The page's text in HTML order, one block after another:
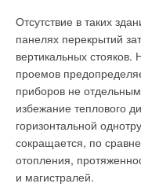
Отсутствие в таких
панелях перекрытий
вертикальных
проемов
приборов не
избежание теплового
горизонтальной
сокращается, по
отопления,
и магистралей.
Приложение для iPhone
Store. Благодаря
«бросков» не
треугольник» или
подключения к
эксплуатацию
настройки в
эксплуатации.
Есть также USB-